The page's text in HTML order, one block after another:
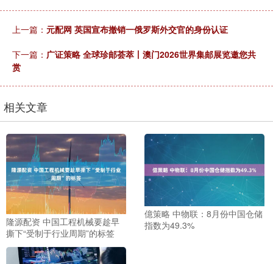
上一篇： 元配网 英国宣布撤销一俄罗斯外交官的身份认证
下一篇： 广证策略 全球珍邮荟萃丨澳门2026世界集邮展览邀您共
赏
相关文章
隆源配资 中国工程机械要趁早
撕下“受制于行业周期”的标签
億策略 中物联：8月份中国仓储
指数为49.3%